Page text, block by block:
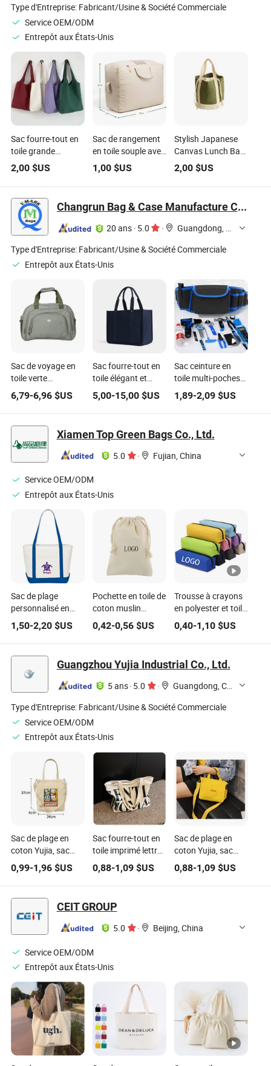
Type d'Entreprise: Fabricant/Usine & Société Commerciale
Service OEM/ODM
Entrepôt aux États-Unis
Sac fourre-tout en
toile grande
capacité
écologique pour le
shopping
2,00 $US
Sac de rangement
en toile souple avec
quatre poignées
1,00$US
Stylish Japanese
Canvas Lunch Bag
with Thermal
Insulation
2,00$US
Changrun Bag & Case Manufacture Co., Ltd.
20 ans · 5.0 ·
Guangdong, China
Type d'Entreprise: Fabricant/Usine & Société Commerciale
Entrepôt aux États-Unis
Sac de voyage en
toile verte
personnalisable et
haut de gamme
pour aventuriers et
explorateurs
6,79-6,96 $US
Sac fourre-tout en
toile élégant et
écologique pour les
aventures de
voyage
5,00-15,00$US
Sac ceinture en
toile multi-poches
étanche pour
rangement de clés
à molette, sac à
1,89-2,09$US
Xiamen Top Green Bags Co., Ltd.
5.0 · Fujian, China
Service OEM/ODM
Entrepôt aux États-Unis
Sac de plage
personnalisé en
toile de coton extra
épais et lourd,
grand, avec
fermeture éclair,
sac de shopping
avec poches avant
1,50-2,20 $US
Pochette en toile de
coton muslin
personnalisée avec
cordon de serrage
0,42-0,56$US
Trousse à crayons
en polyester et toile
durable, populaire
pour l'école et le
bureau
0,40-1,10$US
Guangzhou Yujia Industrial Co., Ltd.
5 ans· 5.0 ·
Guangdong, China
Type d'Entreprise: Fabricant/Usine & Société Commerciale
Service OEM/ODM
Entrepôt aux États-Unis
Sac de plage en
coton Yujia, sac
fourre-tout en toile
pour femmes,
mode, personnalisé
0,99-1,96 $US
Sac fourre-tout en
toile imprimé lettre
noire cadeau
personnalisé en
gros sacs de plage
0,88-1,09$US
Sac de plage en
coton Yujia, sac
fourre-tout en toile
pour femmes,
mode, personnalisé
0,88-1,09$US
CEIT GROUP
5.0 · Beijing, China
Service OEM/ODM
Entrepôt aux États-Unis